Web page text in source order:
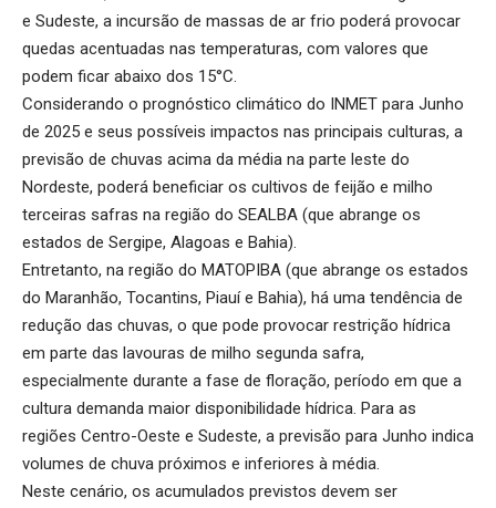
e Sudeste, a incursão de massas de ar frio poderá provocar
quedas acentuadas nas temperaturas, com valores que
podem ficar abaixo dos 15°C.
Considerando o prognóstico climático do INMET para Junho
de 2025 e seus possíveis impactos nas principais culturas, a
previsão de chuvas acima da média na parte leste do
Nordeste, poderá beneficiar os cultivos de feijão e milho
terceiras safras na região do SEALBA (que abrange os
estados de Sergipe, Alagoas e Bahia).
Entretanto, na região do MATOPIBA (que abrange os estados
do Maranhão, Tocantins, Piauí e Bahia), há uma tendência de
redução das chuvas, o que pode provocar restrição hídrica
em parte das lavouras de milho segunda safra,
especialmente durante a fase de floração, período em que a
cultura demanda maior disponibilidade hídrica. Para as
regiões Centro-Oeste e Sudeste, a previsão para Junho indica
volumes de chuva próximos e inferiores à média.
Neste cenário, os acumulados previstos devem ser